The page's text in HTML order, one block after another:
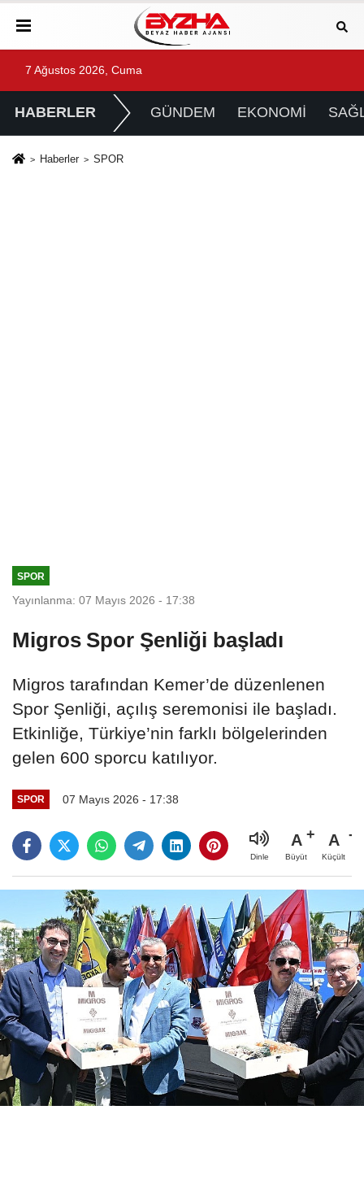
7 Ağustos 2026, Cuma
HABERLER GÜNDEM EKONOMİ
Haberler SPOR
SPOR
Yayınlanma: 07 Mayıs 2026 - 17:38
Migros Spor Şenliği başladı
Migros tarafından Kemer’de düzenlenen
Spor Şenliği, açılış seremonisi ile başladı.
Etkinliğe, Türkiye’nin farklı bölgelerinden
gelen 600 sporcu katılıyor.
SPOR 07 Mayıs 2026 - 17:38
Dinle
A
Büyüt
A
Küçült